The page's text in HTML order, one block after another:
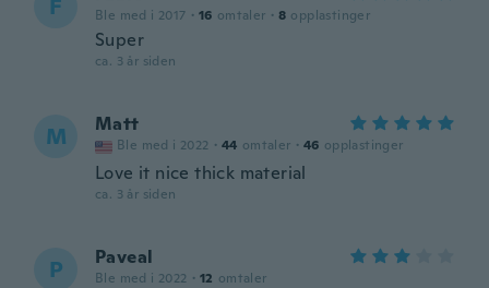
F Ble med i 2017 · 16 omtaler · 8 opplastinger
Super
ca. 3 år siden
M Matt
Ble med i 2022 · 44 omtaler · 46 opplastinger
Love it nice thick material
ca. 3 år siden
P Paveal
Ble med i 2022 · 12 omtaler